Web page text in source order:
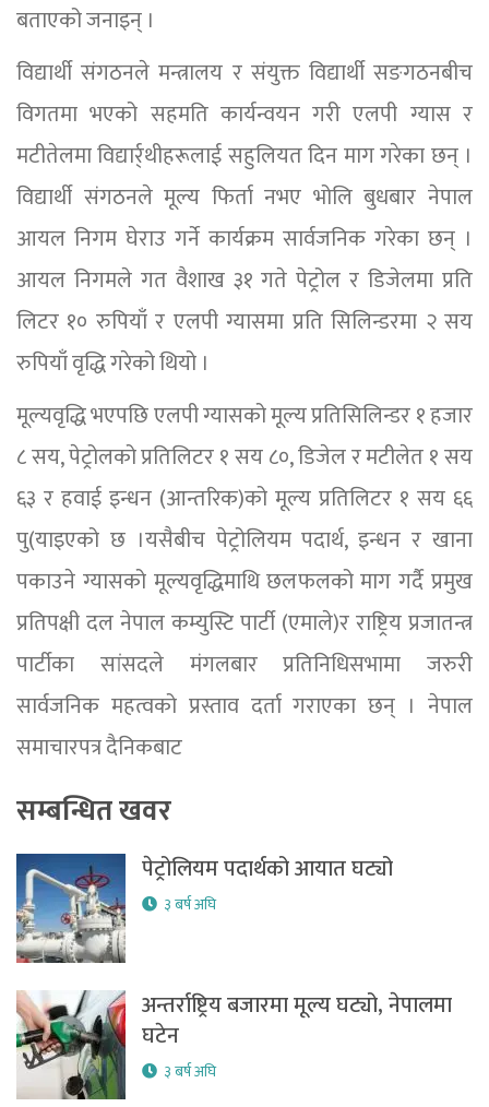
बताएको जनाइन् ।
विद्यार्थी संगठनले मन्त्रालय र संयुक्त विद्यार्थी सङगठनबीच
विगतमा भएको सहमति कार्यन्वयन गरी एलपी ग्यास र
मटीतेलमा विद्यार्र्थीहरूलाई सहुलियत दिन माग गरेका छन् ।
विद्यार्थी संगठनले मूल्य फिर्ता नभए भोलि बुधबार नेपाल
आयल निगम घेराउ गर्ने कार्यक्रम सार्वजनिक गरेका छन् ।
आयल निगमले गत वैशाख ३१ गते पेट्रोल र डिजेलमा प्रति
लिटर १० रुपियाँ र एलपी ग्यासमा प्रति सिलिन्डरमा २ सय
रुपियाँ वृद्धि गरेको थियो ।
मूल्यवृद्धि भएपछि एलपी ग्यासको मूल्य प्रतिसिलिन्डर १ हजार
८ सय, पेट्रोलको प्रतिलिटर १ सय ८०, डिजेल र मटीलेत १ सय
६३ र हवाई इन्धन (आन्तरिक)को मूल्य प्रतिलिटर १ सय ६६
पु(याइएको छ ।यसैबीच पेट्रोलियम पदार्थ, इन्धन र खाना
पकाउने ग्यासको मूल्यवृद्धिमाथि छलफलको माग गर्दै प्रमुख
प्रतिपक्षी दल नेपाल कम्युस्टि पार्टी (एमाले)र राष्ट्रिय प्रजातन्त्र
पार्टीका सांसदले मंगलबार प्रतिनिधिसभामा जरुरी
सार्वजनिक महत्वको प्रस्ताव दर्ता गराएका छन् । नेपाल
समाचारपत्र दैनिकबाट
सम्बन्धित खवर
पेट्रोलियम पदार्थको आयात घट्यो
३ बर्ष अघि
अन्तर्राष्ट्रिय बजारमा मूल्य घट्यो, नेपालमा
घटेन
३ बर्ष अघि